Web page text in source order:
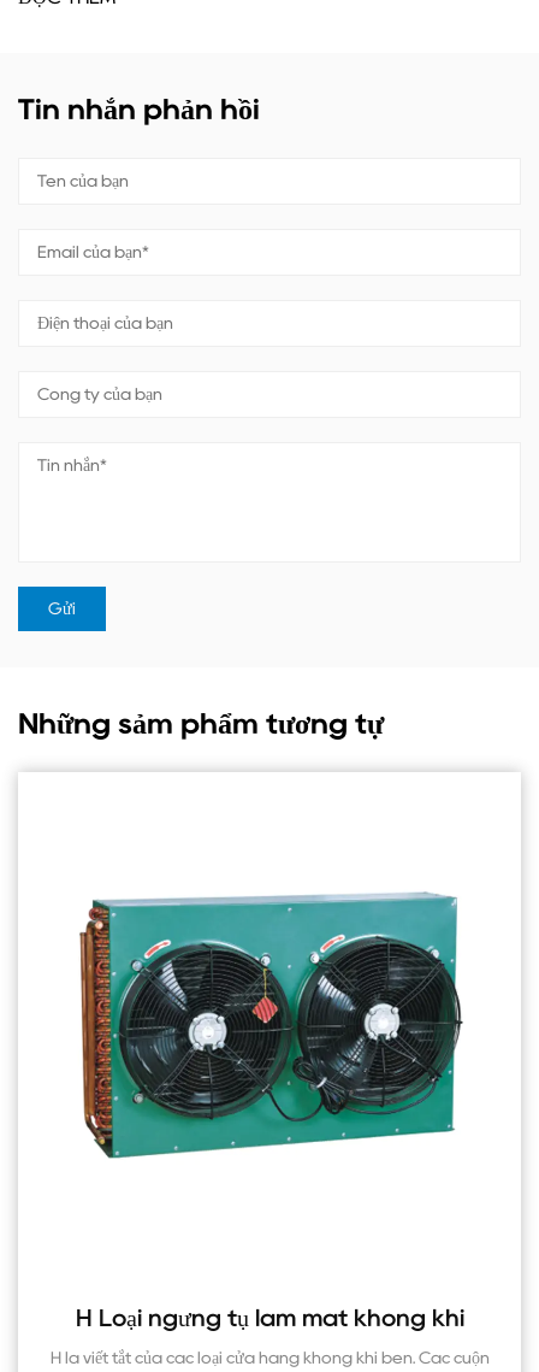
Tin nhắn phản hồi
Những sảm phẩm tương tự
ngưng tụ làm mát không khí
tắt của các loại cửa hàng không khí bên. Các cuộn
V là